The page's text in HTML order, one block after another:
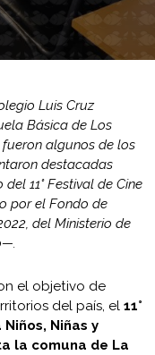
Luis Cruz
Básica de Los
algunos de los
destacadas
11° Festival de Cine
por el Fondo de
del Ministerio de
el objetivo de
del país, el11°
Niñas y
la comuna de La